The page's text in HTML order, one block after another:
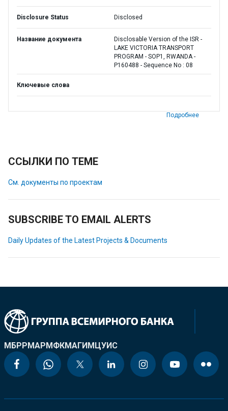
Disclosure Status Disclosed
Название документа
Disclosable Version of the ISR -
LAKE VICTORIA TRANSPORT
PROGRAM - SOP1, RWANDA -
P160488 - Sequence No : 08
Ключевые слова
Подробнее
ССЫЛКИ ПО ТЕМЕ
См. документы по проектам
SUBSCRIBE TO EMAIL ALERTS
Daily Updates of the Latest Projects & Documents
МБРРМАРМФКМАГИМЦУИС